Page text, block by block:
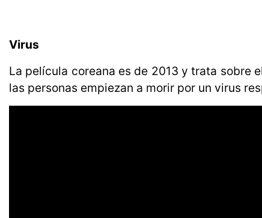
Virus
La película coreana es de 2013 y trata sobre
las personas empiezan a morir por un virus